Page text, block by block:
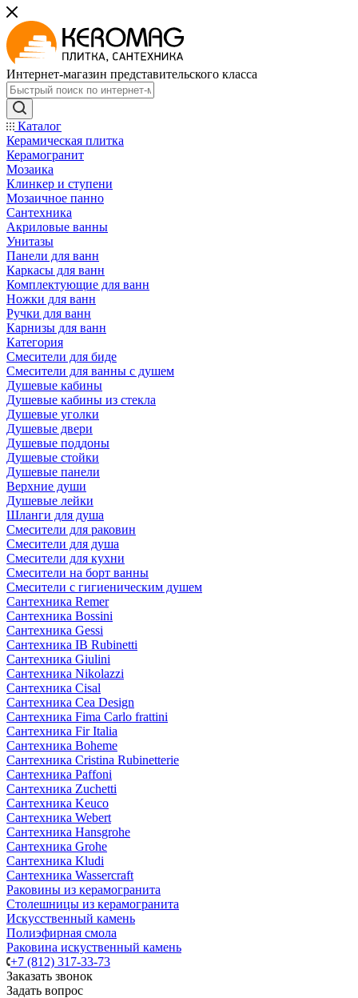
Интернет-магазин представительского класса
Каталог
Керамическая плитка
Керамогранит
Мозаика
Клинкер и ступени
Мозаичное панно
Сантехника
Акриловые ванны
Унитазы
Панели для ванн
Каркасы для ванн
Комплектующие для ванн
Ножки для ванн
Ручки для ванн
Карнизы для ванн
Категория
Смесители для биде
Смесители для ванны с душем
Душевые кабины
Душевые кабины из стекла
Душевые уголки
Душевые двери
Душевые поддоны
Душевые стойки
Душевые панели
Верхние души
Душевые лейки
Шланги для душа
Смесители для раковин
Смесители для душа
Смесители для кухни
Смесители на борт ванны
Смесители с гигиеническим душем
Сантехника Remer
Сантехника Bossini
Сантехника Gessi
Сантехника IB Rubinetti
Сантехника Giulini
Сантехника Nikolazzi
Сантехника Cisal
Сантехника Cea Design
Сантехника Fima Carlo frattini
Сантехника Fir Italia
Сантехника Boheme
Сантехника Cristina Rubinetterie
Сантехника Paffoni
Сантехника Zuchetti
Сантехника Keuco
Сантехника Webert
Сантехника Hansgrohe
Сантехника Grohe
Сантехника Kludi
Сантехника Wassercraft
Раковины из керамогранита
Столешницы из керамогранита
Искусственный камень
Полиэфирная смола
Раковина искуственный камень
+7 (812) 317-33-73
Заказать звонок
Задать вопрос